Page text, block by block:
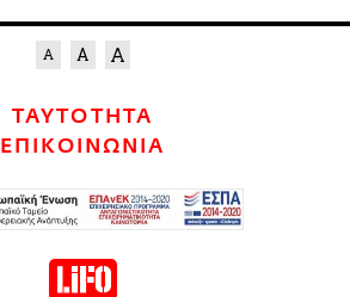
ΤΑΥΤΟΤΗΤΑ
ΕΠΙΚΟΙΝΩΝΙΑ